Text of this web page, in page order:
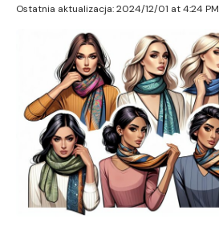
Ostatnia aktualizacja: 2024/12/01 at 4:24 PM